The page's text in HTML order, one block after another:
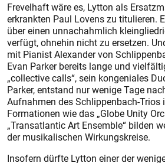
Frevelhaft wäre es, Lytton als
erkrankten Paul Lovens zu titulieren.
über einen unnachahmlich
verfügt, ohnehin nicht zu ersetzen.
mit Pianist Alexander von
Evan Parker bereits lange und
„collective calls“, sein kongeniales
Parker, entstand nur wenige Tage
Aufnahmen des Schlippenbach-Trios
Formationen wie das ­„Globe Unity
„Transatlantic Art Ensemble“ bilden
der musikalischen Wirkungskreise.
Insofern dürfte Lytton einer der